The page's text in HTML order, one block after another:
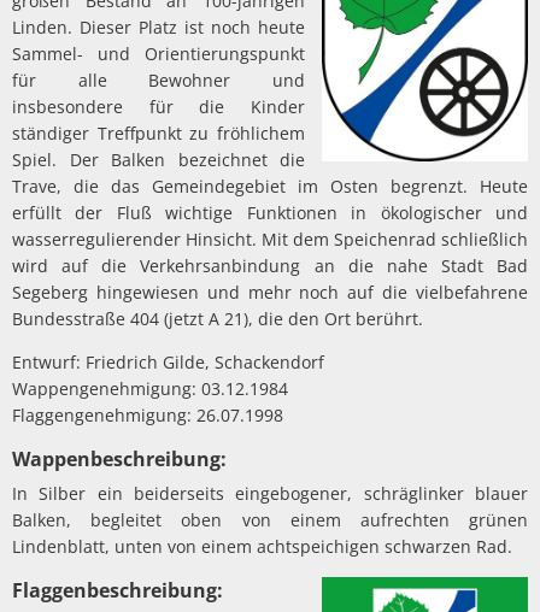
Linden. Dieser Platz ist noch heute
Sammel- und Orientierungspunkt
für alle Bewohner und
insbesondere für die Kinder
ständiger Treffpunkt zu fröhlichem
Spiel. Der Balken bezeichnet die
Trave, die das Gemeindegebiet im Osten begrenzt. Heute
erfüllt der Fluß wichtige Funktionen in ökologischer und
wasserregulierender Hinsicht. Mit dem Speichenrad schließlich
wird auf die Verkehrsanbindung an die nahe Stadt Bad
Segeberg hingewiesen und mehr noch auf die vielbefahrene
Bundesstraße 404 (jetzt A 21), die den Ort berührt.
Entwurf: Friedrich Gilde, Schackendorf
Wappengenehmigung: 03.12.1984
Flaggengenehmigung: 26.07.1998
Wappenbeschreibung:
In Silber ein beiderseits eingebogener, schräglinker blauer
Balken, begleitet oben von einem aufrechten grünen
Lindenblatt, unten von einem achtspeichigen schwarzen Rad.
Flaggenbeschreibung: